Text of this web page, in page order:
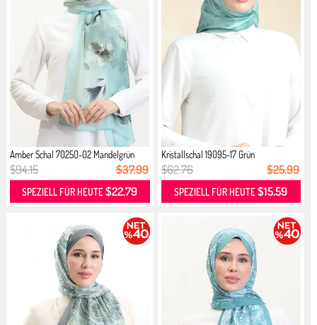
Amber Schal 70250-02 Mandelgrün
Min...
$94.15 $37.99
SPEZIELL FÜR HEUTE$22.79
Kristallschal 19095-17 Grün
$62.76 $25.99
SPEZIELL FÜR HEUTE$15.59